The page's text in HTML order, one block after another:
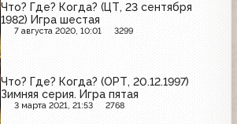
Что? Где? Когда? (ЦТ, 23 сентября
1982) Игра шестая
7 августа 2020, 10:01 3299
Что? Где? Когда? (ОРТ, 20.12.1997)
Зимняя серия. Игра пятая
3 марта 2021, 21:53 2768